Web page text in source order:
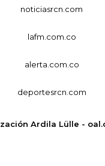
noticiasrcn.com
lafm.com.co
alerta.com.co
deportesrcn.com
Ardila Lülle -